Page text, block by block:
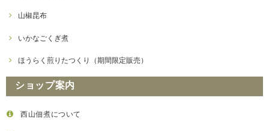
が、何卒ご理解よろしくお願いいたします。 今後、配送形
す。
2022/03/18
山椒昆布
いかなごくぎ煮
ほうらく煎りたつくり（期間限定販売）
ショップ案内
西山佃煮について